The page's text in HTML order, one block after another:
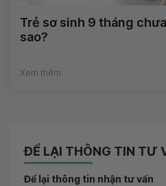
Trẻ sơ sinh 9 tháng
sao?
Xem thêm
ĐỂ LẠI THÔNG TIN TƯ
Để lại thông tin nhận tư vấn